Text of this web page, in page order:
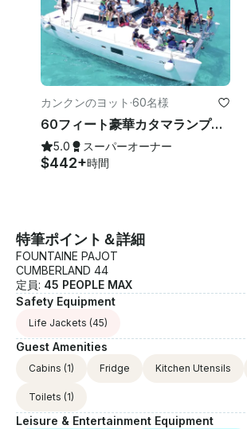
カンクンのヨット ·60名様
60フィート豪華カタマランプライベートチャーター/定員60人
5.0 スーパーオーナー
$442+時間
特筆ポイント＆詳細
FOUNTAINE PAJOT
CUMBERLAND 44
定員: 45 PEOPLE MAX
Safety Equipment
Life Jackets (45)
Guest Amenities
Cabins (1) Fridge Kitchen Utensils
Toilets (1)
Leisure & Entertainment Equipment